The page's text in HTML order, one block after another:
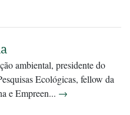
ambiental, presidente do
Ecológicas, fellow da
e Empreen... →